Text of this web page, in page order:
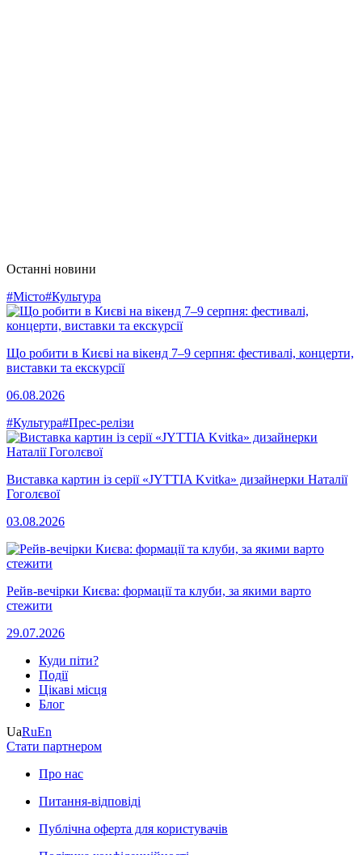
Останні новини
#Місто#Культура
Що робити в Києві на вікенд 7–9 серпня: фестивалі, концерти,
виставки та екскурсії
06.08.2026
#Культура#Прес-релізи
Виставка картин із серії «JYTTIA Kvitka» дизайнерки Наталії
Гоголєвої
03.08.2026
Рейв-вечірки Києва: формації та клуби, за якими варто
стежити
29.07.2026
Куди піти?
Події
Цікаві місця
Блог
UaRuEn
Стати партнером
Про нас
Питання-відповіді
Публічна оферта для користувачів